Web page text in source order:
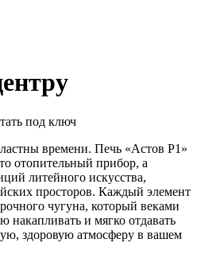
под ключ
времени. Печь «Астов Р1»
отопительный прибор, а
литейного искусства,
просторов. Каждый элемент
чугуна, который веками
накапливать и мягко отдавать
здоровую атмосферу в вашем